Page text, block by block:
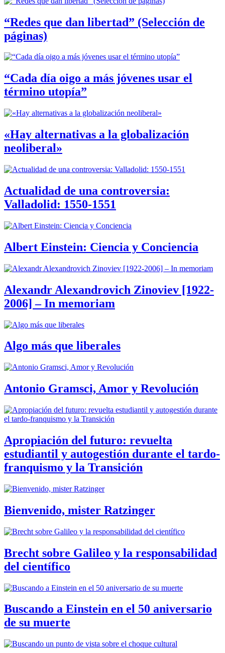
“Redes que dan libertad” (Selección de
páginas)
“Cada día oigo a más jóvenes usar el
término utopía”
«Hay alternativas a la globalización
neoliberal»
Actualidad de una controversia:
Valladolid: 1550-1551
Albert Einstein: Ciencia y Conciencia
Alexandr Alexandrovich Zinoviev [1922-
2006] – In memoriam
Algo más que liberales
Antonio Gramsci, Amor y Revolución
Apropiación del futuro: revuelta
estudiantil y autogestión durante el tardo-
franquismo y la Transición
Bienvenido, mister Ratzinger
Brecht sobre Galileo y la responsabilidad
del científico
Buscando a Einstein en el 50 aniversario
de su muerte